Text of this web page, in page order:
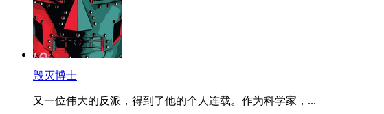
毁灭博士
又一位伟大的反派，得到了他的个人连载。作为科学家，...